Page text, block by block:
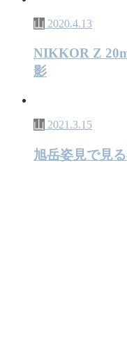
山 2020.4.13
NIKKOR Z
影
山 2021.3.15
旭岳姿見で見る